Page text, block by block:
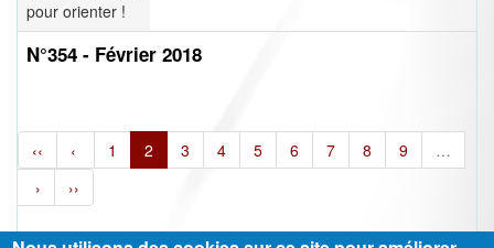
pour orienter !
N°354 - Février 2018
‹‹ ‹ 1 2 3 4 5 6 7 8 9
…
›
››